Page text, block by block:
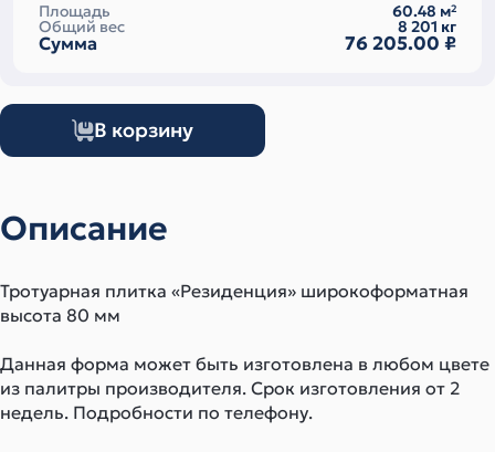
Площадь 60.48 м2
Общий вес 8 201 кг
Сумма 76 205.00 ₽
В корзину
Описание
Тротуарная плитка «Резиденция» широкоформатная
высота 80 мм
Данная форма может быть изготовлена в любом цвете
из палитры производителя. Срок изготовления от 2
недель. Подробности по телефону.